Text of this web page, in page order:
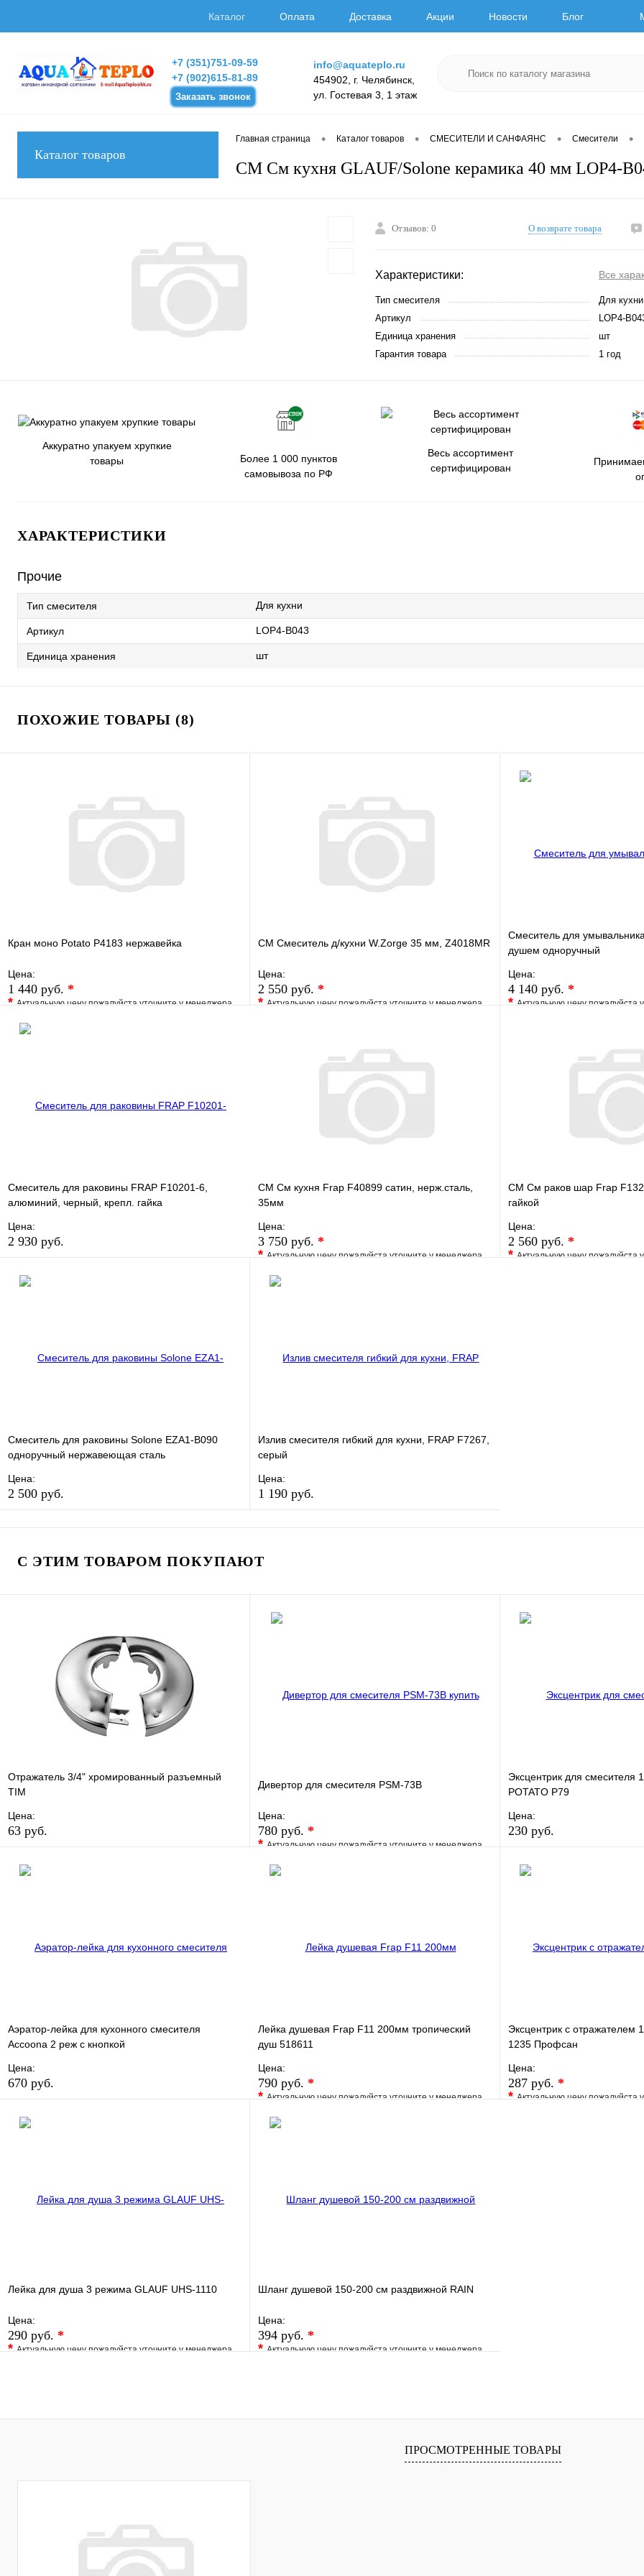
Каталог Оплата Доставка Акции Новости Блог
+7 (351)751-09-59
+7 (902)615-81-89
Заказать звонок
info@aquateplo.ru
454902, г. Челябинск,
ул. Гостевая 3, 1 этаж
Каталог товаров
Главная страница • Каталог товаров • СМЕСИТЕЛИ И САНФАЯНС • Смесители •
СМ См кухня GLAUF/Solone керамика 40 мм LOP4-
Отзывов: 0 О возврате товара
Характеристики: Все
Тип смесителя
Для кухни
Артикул
LOP4-
Единица хранения
шт
Гарантия товара
1 год
Аккуратно упакуем хрупкие
товары
Более 1 000 пунктов
самовывоза по РФ
Весь ассортимент
сертифицирован
ХАРАКТЕРИСТИКИ
Прочие
Тип смесителя Для кухни
Артикул LOP4-B043
Единица хранения шт
ПОХОЖИЕ ТОВАРЫ (8)
Кран моно Potato P4183 нержавейка
Цена:
1 440 руб. *
*Актуальную цену пожалуйста уточните у менеджера
В избранное
СМ Смеситель д/кухни W.Zorge 35 мм, Z4018MR
Цена:
2 550 руб. *
*Актуальную цену пожалуйста уточните у менеджера
В корзину
Смеситель для
душем одноручный
Цена:
4 140 руб. *
*Актуальную цену пожалуйста
Смеситель для раковины FRAP F10201-6,
алюминий, черный, крепл. гайка
Цена:
2 930 руб.
Купить в 1 клик
СМ См кухня Frap F40899 сатин, нерж.сталь,
35мм
Цена:
3 750 руб. *
*Актуальную цену пожалуйста уточните у менеджера
В избранное
СМ См раков шар Frap
гайкой
Цена:
2 560 руб. *
*Актуальную цену пожалуйста
Смеситель для раковины Solone EZA1-B090
одноручный нержавеющая сталь
Цена:
2 500 руб.
Излив смесителя гибкий для кухни, FRAP F7267,
серый
Цена:
1 190 руб.
С ЭТИМ ТОВАРОМ ПОКУПАЮТ
Отражатель 3/4" хромированный разъемный
TIM
Цена:
63 руб.
Купить в 1 клик
Дивертор для смесителя PSM-73B
Цена:
780 руб. *
*Актуальную цену пожалуйста уточните у менеджера
В избранное
Эксцентрик для смесителя
POTATO Р79
Цена:
230 руб.
Купить в 1 клик
Аэратор-лейка для кухонного смесителя
Accoona 2 реж с кнопкой
Цена:
670 руб.
Купить в 1 клик
Лейка душевая Frap F11 200мм тропический
душ 518611
Цена:
790 руб. *
*Актуальную цену пожалуйста уточните у менеджера
В избранное
Эксцентрик с отражателем
1235 Профсан
Цена:
287 руб. *
*Актуальную цену пожалуйста
Лейка для душа 3 режима GLAUF UHS-1110
Цена:
290 руб. *
*Актуальную цену пожалуйста уточните у менеджера
Шланг душевой 150-200 см раздвижной RAIN
Цена:
394 руб. *
*Актуальную цену пожалуйста уточните у менеджера
ПРОСМОТРЕННЫЕ ТОВАРЫ